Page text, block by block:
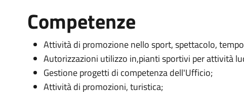
Competenze
Attività di promozione nello sport, spettacolo,
Autorizzazioni utilizzo in,pianti sportivi per attività
Gestione progetti di competenza dell'Ufficio;
Attività di promozioni, turistica;